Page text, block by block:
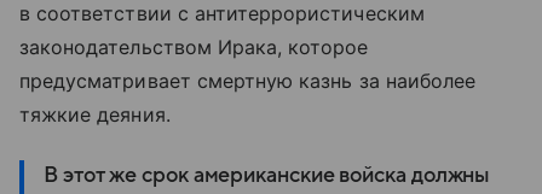
в соответствии с антитеррористическим
законодательством Ирака, которое
предусматривает смертную казнь за наиболее
тяжкие деяния.
В этот же срок американские войска должны